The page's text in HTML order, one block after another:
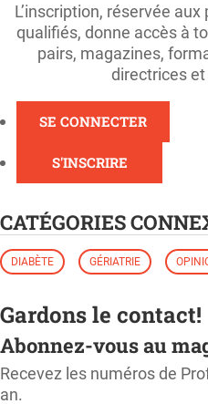
L’inscription, réservée
qualifiés, donne accès à
pairs, magazines,
directrices
SE CONNECTER
S'INSCRIRE
CATÉGORIES
DIABÈTE GÉRIATRIE
Gardons le contact!
Abonnez-vous au
Recevez les numéros de
an.